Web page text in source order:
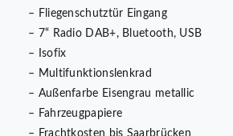
– Fliegenschutztür Eingang
– 7“ Radio DAB+, Bluetooth, USB
– Isofix
– Multifunktionslenkrad
– Außenfarbe Eisengrau metallic
– Fahrzeugpapiere
– Frachtkosten bis Saarbrücken